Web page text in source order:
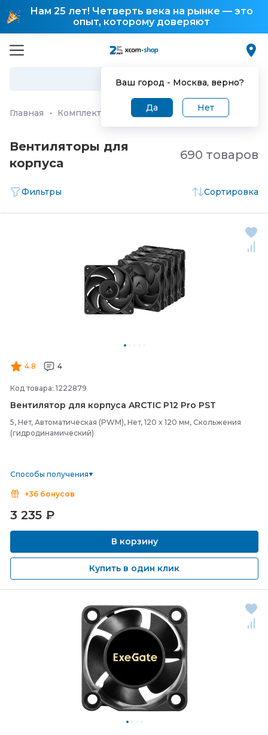
Нам 25 лет! Четверть века на рынке — это
опыт, которому доверяют
Ваш город - Москва, верно?
Да Нет
Главная · Комплектующие для ПК и ноутбуков
Вентиляторы для
корпуса
690 товаров
Фильтры Сортировка
4.8 4
Код товара: 1222879
Вентилятор для корпуса ARCTIC P12 Pro PST
5, Нет, Автоматическая (PWM), Нет, 120 x 120 мм, Скольжения
(гидродинамический)
Способы получения
+36 бонусов
3 235 ₽
В корзину
Купить в один клик